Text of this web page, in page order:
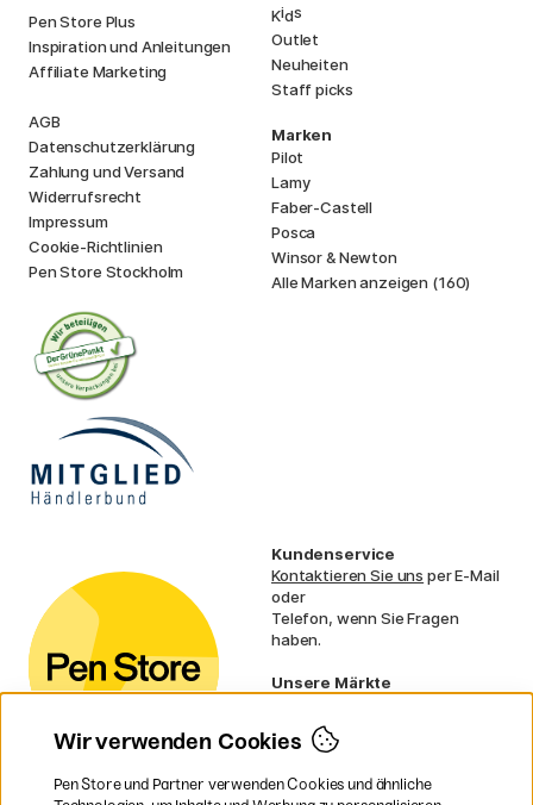
Pen Store Plus
Inspiration und Anleitungen
Affiliate Marketing
AGB
Datenschutzerklärung
Zahlung und Versand
Widerrufsrecht
Impressum
Cookie-Richtlinien
Pen Store Stockholm
Kids
Outlet
Neuheiten
Staff picks
Marken
Pilot
Lamy
Faber-Castell
Posca
Winsor & Newton
Alle Marken anzeigen (160)
Kundenservice
Kontaktieren Sie uns per E-Mail
oder
Telefon, wenn Sie Fragen
haben.
Unsere Märkte
Norwegen
Dänemark
Frankreich
Wir verwenden Cookies
Pen Store und Partner verwenden Cookies und ähnliche